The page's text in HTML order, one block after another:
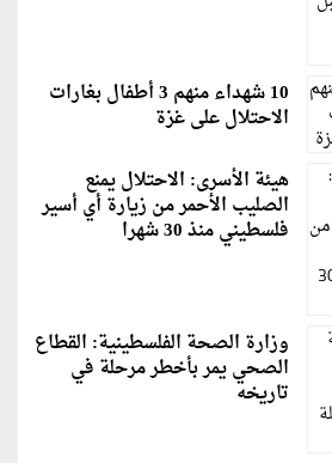
10 شهداء منهم 3 أطفال بغارات
الاحتلال على غزة
هيئة الأسرى: الاحتلال يمنع
الصليب الأحمر من زيارة أي أسير
فلسطيني منذ 30 شهرا
وزارة الصحة الفلسطينية: القطاع
الصحي يمر بأخطر مرحلة في
تاريخه